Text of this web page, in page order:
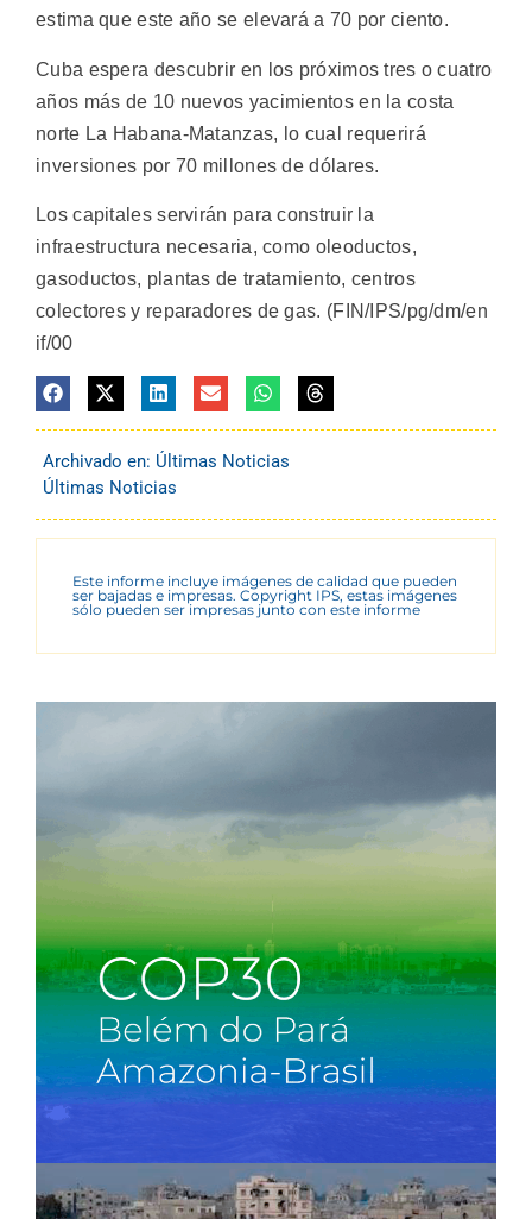
estima que este año se elevará a 70 por ciento.
Cuba espera descubrir en los próximos tres o cuatro
años más de 10 nuevos yacimientos en la costa
norte La Habana-Matanzas, lo cual requerirá
inversiones por 70 millones de dólares.
Los capitales servirán para construir la
infraestructura necesaria, como oleoductos,
gasoductos, plantas de tratamiento, centros
colectores y reparadores de gas. (FIN/IPS/pg/dm/en
if/00
Archivado en: Últimas Noticias
Últimas Noticias
Este informe incluye imágenes de calidad que pueden
ser bajadas e impresas. Copyright IPS, estas imágenes
sólo pueden ser impresas junto con este informe